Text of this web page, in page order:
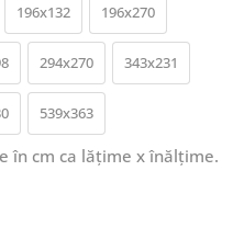
196x132 196x270
294x270 343x231
539x363
în cm ca lățime x înălțime.